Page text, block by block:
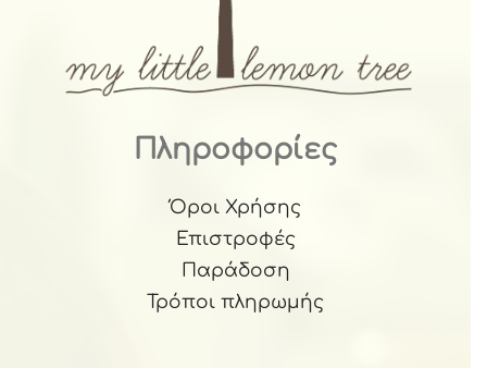
Πληροφορίες
Όροι Χρήσης
Επιστροφές
Παράδοση
Τρόποι πληρωμής